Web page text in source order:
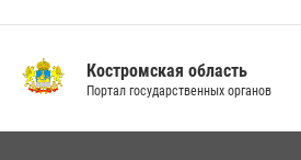
вневедомственную охрану
14 июля 2026, 07:40
Костромская область
Портал государственных органов